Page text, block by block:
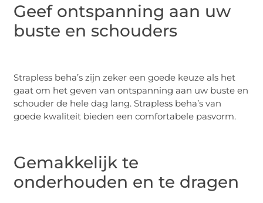
Geef ontspanning aan uw
buste en schouders
Strapless beha’s zijn zeker een goede keuze als het
gaat om het geven van ontspanning aan uw buste en
schouder de hele dag lang. Strapless beha’s van
goede kwaliteit bieden een comfortabele pasvorm.
Gemakkelijk te
onderhouden en te dragen